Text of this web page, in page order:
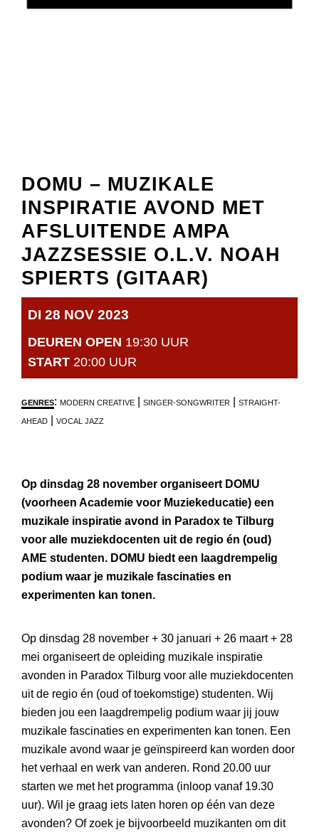
DOMU – MUZIKALE
INSPIRATIE AVOND MET
AFSLUITENDE AMPA
JAZZSESSIE O.L.V. NOAH
SPIERTS (GITAAR)
DI 28 NOV 2023
DEUREN OPEN 19:30 UUR
START 20:00 UUR
GENRES: MODERN CREATIVE SINGER-SONGWRITER STRAIGHT-
AHEAD VOCAL JAZZ
Op dinsdag 28 november organiseert DOMU
(voorheen Academie voor Muziekeducatie) een
muzikale inspiratie avond in Paradox te Tilburg
voor alle muziekdocenten uit de regio én (oud)
AME studenten. DOMU biedt een laagdrempelig
podium waar je muzikale fascinaties en
experimenten kan tonen.
Op dinsdag 28 november + 30 januari + 26 maart + 28
mei organiseert de opleiding muzikale inspiratie
avonden in Paradox Tilburg voor alle muziekdocenten
uit de regio én (oud of toekomstige) studenten. Wij
bieden jou een laagdrempelig podium waar jij jouw
muzikale fascinaties en experimenten kan tonen. Een
muzikale avond waar je geïnspireerd kan worden door
het verhaal en werk van anderen. Rond 20.00 uur
starten we met het programma (inloop vanaf 19.30
uur). Wil je graag iets laten horen op één van deze
avonden? Of zoek je bijvoorbeeld muzikanten om dit